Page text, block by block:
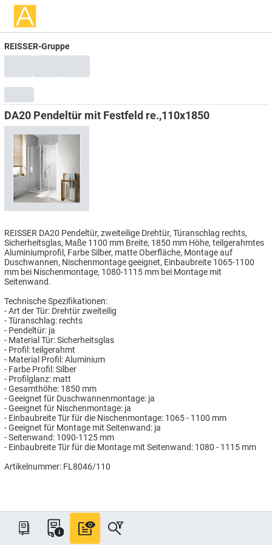
REISSER-Gruppe
DA20 Pendeltür mit Festfeld re.,110x1850
REISSER DA20 Pendeltür, zweiteilige Drehtür, Türanschlag rechts,
Sicherheitsglas, Maße 1100 mm Breite, 1850 mm Höhe, teilgerahmtes
Aluminiumprofil, Farbe Silber, matte Oberfläche, Montage auf
Duschwannen, Nischenmontage geeignet, Einbaubreite 1065-1100
mm bei Nischenmontage, 1080-1115 mm bei Montage mit
Seitenwand.
Technische Spezifikationen:
- Art der Tür: Drehtür zweiteilig
- Türanschlag: rechts
- Pendeltür: ja
- Material Tür: Sicherheitsglas
- Profil: teilgerahmt
- Material Profil: Aluminium
- Farbe Profil: Silber
- Profilglanz: matt
- Gesamthöhe: 1850 mm
- Geeignet für Duschwannenmontage: ja
- Geeignet für Nischenmontage: ja
- Einbaubreite Tür für die Nischenmontage: 1065 - 1100 mm
- Geeignet für Montage mit Seitenwand: ja
- Seitenwand: 1090-1125 mm
- Einbaubreite Tür für die Montage mit Seitenwand: 1080 - 1115 mm
Artikelnummer: FL8046/110